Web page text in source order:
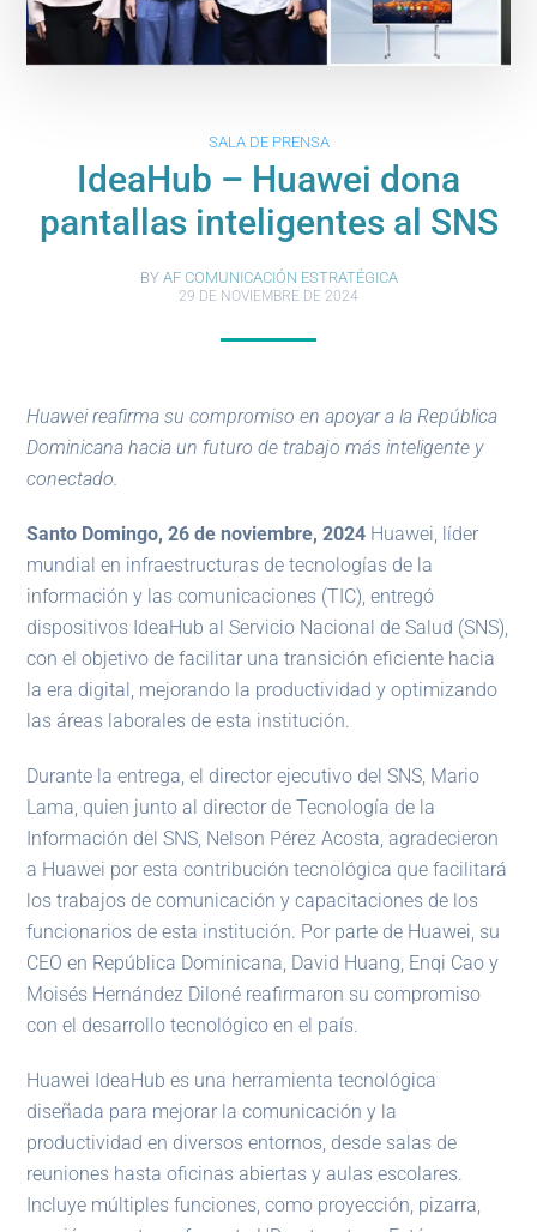
SALA DE PRENSA
IdeaHub – Huawei dona
pantallas inteligentes al SNS
BY AF COMUNICACIÓN ESTRATÉGICA
29 DE NOVIEMBRE DE 2024
Huawei reafirma su compromiso en apoyar a la República
Dominicana hacia un futuro de trabajo más inteligente y
conectado.
Santo Domingo, 26 de noviembre, 2024 Huawei, líder
mundial en infraestructuras de tecnologías de la
información y las comunicaciones (TIC), entregó
dispositivos IdeaHub al Servicio Nacional de Salud (SNS),
con el objetivo de facilitar una transición eficiente hacia
la era digital, mejorando la productividad y optimizando
las áreas laborales de esta institución.
Durante la entrega, el director ejecutivo del SNS, Mario
Lama, quien junto al director de Tecnología de la
Información del SNS, Nelson Pérez Acosta, agradecieron
a Huawei por esta contribución tecnológica que facilitará
los trabajos de comunicación y capacitaciones de los
funcionarios de esta institución. Por parte de Huawei, su
CEO en República Dominicana, David Huang, Enqi Cao y
Moisés Hernández Diloné reafirmaron su compromiso
con el desarrollo tecnológico en el país.
Huawei IdeaHub es una herramienta tecnológica
diseñada para mejorar la comunicación y la
productividad en diversos entornos, desde salas de
reuniones hasta oficinas abiertas y aulas escolares.
Incluye múltiples funciones, como proyección, pizarra,